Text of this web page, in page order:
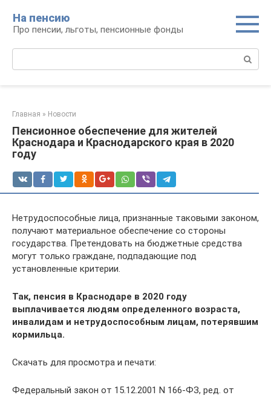
контенту
На пенсию
Про пенсии, льготы, пенсионные фонды
Главная » Новости
Пенсионное обеспечение для жителей
Краснодара и Краснодарского края в 2020
году
Нетрудоспособные лица, признанные таковыми законом,
получают материальное обеспечение со стороны
государства. Претендовать на бюджетные средства
могут только граждане, подпадающие под
установленные критерии.
Так, пенсия в Краснодаре в 2020 году
выплачивается людям определенного возраста,
инвалидам и нетрудоспособным лицам, потерявшим
кормильца.
Скачать для просмотра и печати:
Федеральный закон от 15.12.2001 N 166-ФЗ, ред. от